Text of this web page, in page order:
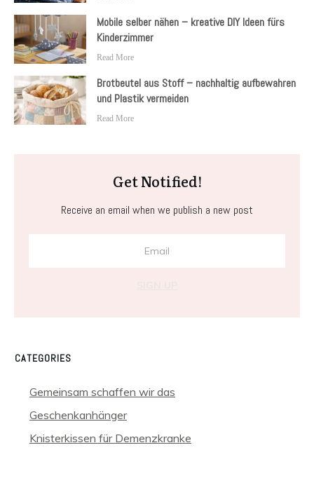
Mobile selber nähen – kreative DIY Ideen fürs
Kinderzimmer
Read More
Brotbeutel aus Stoff – nachhaltig aufbewahren
und Plastik vermeiden
Read More
Get Notified!
Receive an email when we publish a new post
CATEGORIES
Gemeinsam schaffen wir das
Geschenkanhänger
Knisterkissen für Demenzkranke